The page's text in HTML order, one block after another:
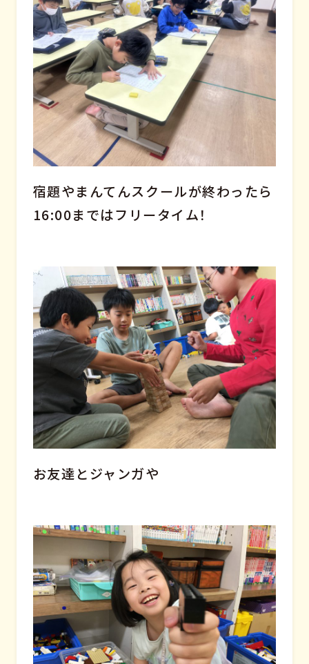
宿題やまんてんスクールが終わったら
16:00まではフリータイム！
お友達とジャンガや